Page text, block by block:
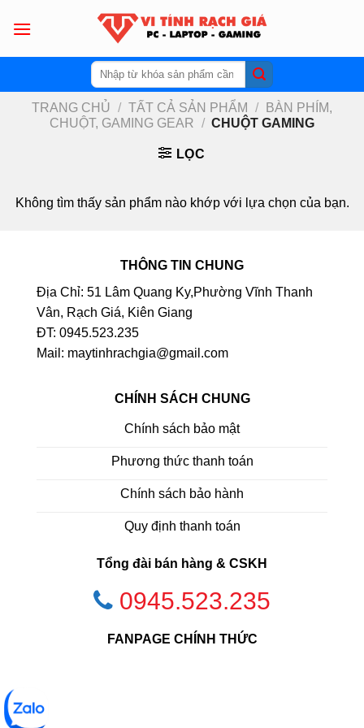
Tìm
kiếm:
TRANG CHỦ / TẤT CẢ SẢN PHẨM /
BÀN PHÍM,
CHUỘT, GAMING GEAR / CHUỘT GAMING
LỌC
Không tìm thấy sản phẩm nào khớp với lựa chọn của bạn.
THÔNG TIN CHUNG
Địa Chỉ: 51 Lâm Quang Ky,Phường Vĩnh Thanh
Vân, Rạch Giá, Kiên Giang
ĐT: 0945.523.235
Mail: maytinhrachgia@gmail.com
CHÍNH SÁCH CHUNG
Chính sách bảo mật
Phương thức thanh toán
Chính sách bảo hành
Quy định thanh toán
Tổng đài bán hàng & CSKH
0945.523.235
FANPAGE CHÍNH THỨC